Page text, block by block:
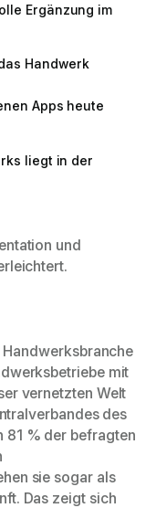
Ergänzung im
Handwerk
Apps heute
liegt in der
und
mit
vernetzten Welt
des
81 % der befragten
sie sogar als
Das zeigt sich